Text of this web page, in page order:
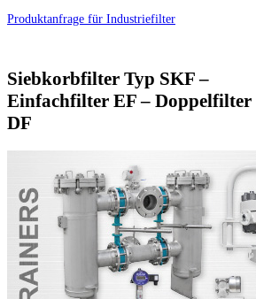
Produktanfrage für Industriefilter
Siebkorbfilter Typ SKF –
Einfachfilter EF – Doppelfilter
DF